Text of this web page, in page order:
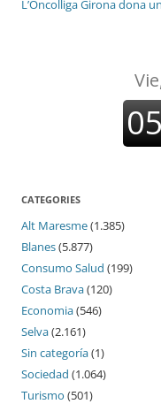
L’Oncolliga Girona dona
CATEGORIES
Alt Maresme(1.385)
Blanes(5.877)
Consumo Salud (199)
Costa Brava(120)
Economia(546)
Selva(2.161)
Sin categoría(1)
Sociedad (1.064)
Turismo (501)